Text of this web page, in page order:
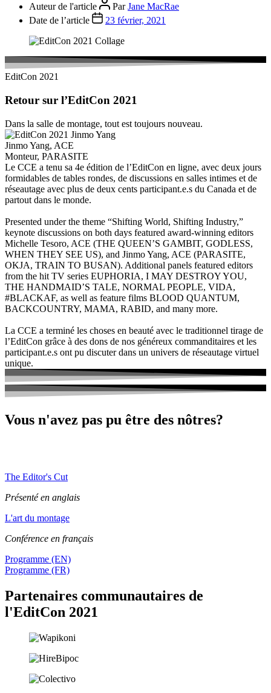
Auteur de l'article ParJane MacRae
Date de l’article
23 février, 2021
EditCon 2021
Retour sur l’EditCon 2021
Dans la salle de montage, tout est toujours nouveau.
Jinmo Yang, ACE
Monteur, PARASITE
Le CCE a tenu sa 4e édition de l’EditCon en ligne, avec deux jours
formidables de tables rondes, de discussions en salles intimes et de
réseautage avec plus de deux cents participant.e.s du Canada et de
partout dans le monde.
Presented under the theme “Shifting World, Shifting Industry,”
keynote discussions on both days featured award-winning editors
Michelle Tesoro, ACE (THE QUEEN’S GAMBIT, GODLESS,
WHEN THEY SEE US), and Jinmo Yang, ACE (PARASITE,
OKJA, TRAIN TO BUSAN). Additional panels featured editors
from the hit TV series EUPHORIA, I MAY DESTROY YOU,
THE HANDMAID’S TALE, NORMAL PEOPLE, VIDA,
#BLACKAF, as well as feature films BLOOD QUANTUM,
BACKCOUNTRY, MAMA, RABID, and many more.
La CCE a terminé les choses en beauté avec le traditionnel tirage de
l’EditCon grâce à des dons de nos généreux commanditaires et les
participant.e.s ont pu discuter dans un univers de réseautage virtuel
unique.
Vous n'avez pas pu être des nôtres?
The Editor's Cut
Présenté en anglais
L'art du montage
Conférence en français
Programme (EN)
Programme (FR)
Partenaires communautaires de
l'EditCon 2021